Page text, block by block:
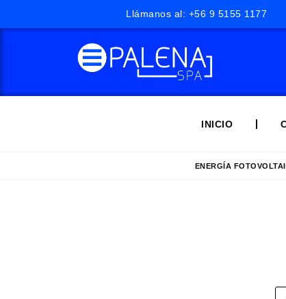
Llámanos al: +56 9 5155 1177
INICIO
ENERGÍA